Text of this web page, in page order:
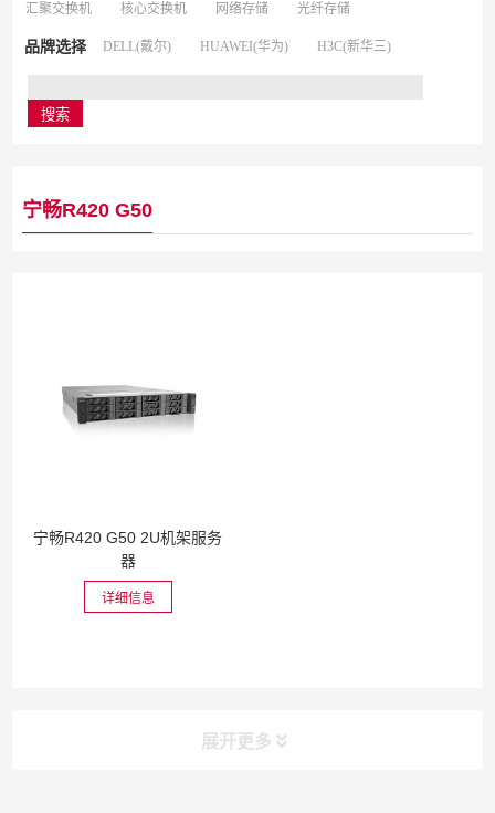
汇聚交换机
核心交换机 网络存储 光纤存储
品牌选择 DELL(戴尔) HUAWEI(华为) H3C(新华三)
宁畅R420 G50
宁畅R420 G50 2U机架服务
器
详细信息
展开更多